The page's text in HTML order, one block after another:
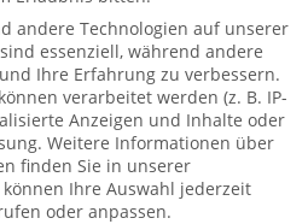
eigene
Trauer-
halten.
guter Letzt
Rede hält.
andere Technologien auf unserer
essenziell, während andere
Ihre Erfahrung zu verbessern.
verarbeitet werden (z. B. IP-
Anzeigen und Inhalte oder
Weitere Informationen über
finden Sie in unserer
können Ihre Auswahl jederzeit
oder anpassen.